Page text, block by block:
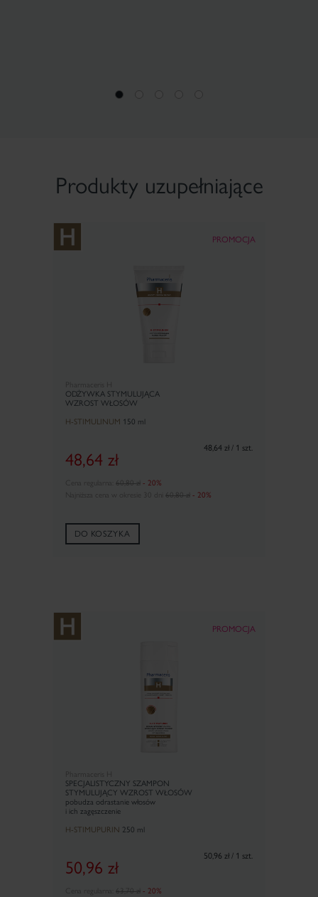
Produkty uzupełniające
PROMOCJA
ODŻYWKA STYMULUJĄCA
WZROST WŁOSÓW
H-STIMULINUM 150 ml
48,64 zł
48,64 zł / 1 szt.
60,80 zł - 20%
60,80 zł - 20%
DO KOSZYKA
PROMOCJA
SPECJALISTYCZNY SZAMPON
STYMULUJĄCY WZROST WŁOSÓW
pobudza odrastanie włosów
i ich zagęszczenie
H-STIMUPURIN 250 ml
50,96 zł
50,96 zł / 1 szt.
63,70 zł - 20%